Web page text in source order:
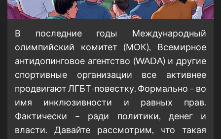
В последние годы Международный
олимпийский комитет (МОК), Всемирное
антидопинговое агентство (WADA) и другие
спортивные организации все активнее
продвигают ЛГБТ-повестку. Формально – во
имя инклюзивности и равных прав.
Фактически – ради политики, денег и
власти. Давайте рассмотрим, что такая